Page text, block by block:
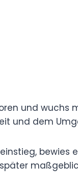
und wuchs
und dem
bewies